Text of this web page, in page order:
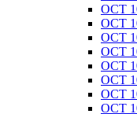
ОСТ
ОСТ
ОСТ
ОСТ
ОСТ
ОСТ
ОСТ
ОСТ